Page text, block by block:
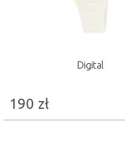
Digital
190 zł